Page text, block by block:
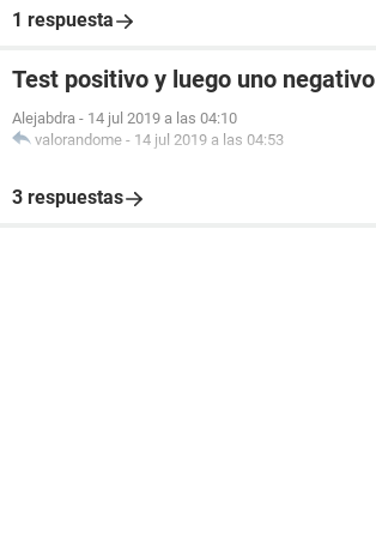
1 respuesta
Test positivo y luego uno negativo
Alejabdra - 14 jul 2019 a las 04:10
valorandome - 14 jul 2019 a las 04:53
3 respuestas